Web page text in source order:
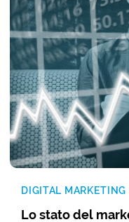
DIGITAL MARKETING
Lo stato del